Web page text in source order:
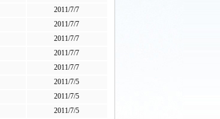
2011/7/7
2011/7/7
2011/7/7
2011/7/7
2011/7/7
2011/7/5
2011/7/5
2011/7/5